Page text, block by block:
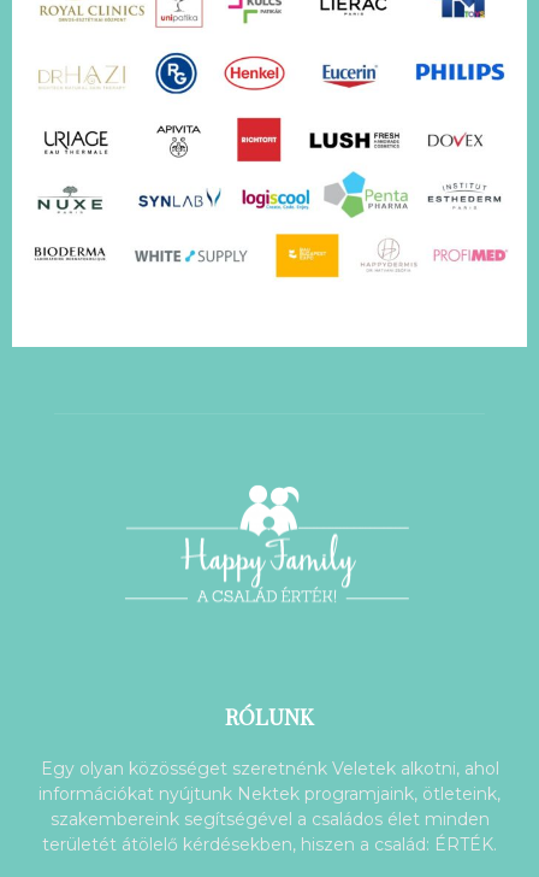
RÓLUNK
Egy olyan közösséget szeretnénk Veletek alkotni, ahol
információkat nyújtunk Nektek programjaink, ötleteink,
szakembereink segítségével a családos élet minden
területét átölelő kérdésekben, hiszen a család: ÉRTÉK.